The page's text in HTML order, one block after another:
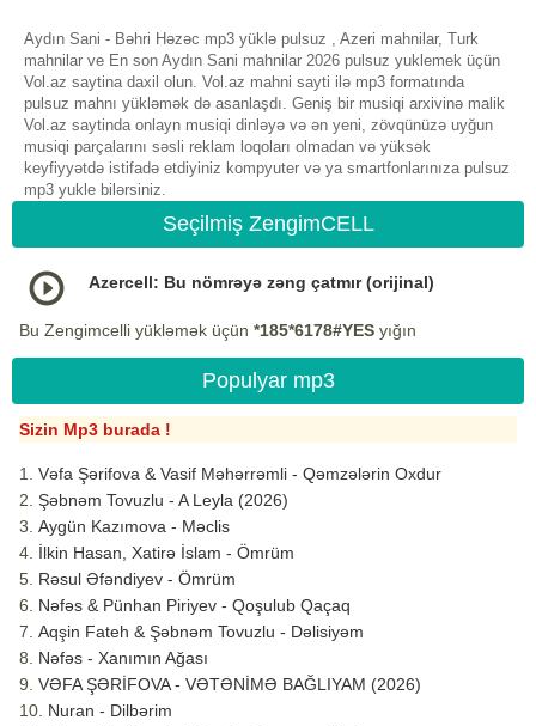
Aydın Sani - Bəhri Həzəc mp3 yüklə pulsuz , Azeri mahnilar, Turk
mahnilar ve En son Aydın Sani mahnilar 2026 pulsuz yuklemek üçün
Vol.az saytina daxil olun. Vol.az mahni sayti ilə mp3 formatında
pulsuz mahnı yükləmək də asanlaşdı. Geniş bir musiqi arxivinə malik
Vol.az saytinda onlayn musiqi dinləyə və ən yeni, zövqünüzə uyğun
musiqi parçalarını səsli reklam loqoları olmadan və yüksək
keyfiyyətdə istifadə etdiyiniz kompyuter və ya smartfonlarınıza pulsuz
mp3 yukle bilərsiniz.
Seçilmiş ZengimCELL
Azercell: Bu nömrəyə zəng çatmır (orijinal)
Bu Zengimcelli yükləmək üçün *185*6178#YES yığın
Populyar mp3
Sizin Mp3 burada !
Vəfa Şərifova & Vasif Məhərrəmli - Qəmzələrin Oxdur
Şəbnəm Tovuzlu - A Leyla (2026)
Aygün Kazımova - Məclis
İlkin Hasan, Xatirə İslam - Ömrüm
Rəsul Əfəndiyev - Ömrüm
Nəfəs & Pünhan Piriyev - Qoşulub Qaçaq
Aqşin Fateh & Şəbnəm Tovuzlu - Dəlisiyəm
Nəfəs - Xanımın Ağası
VƏFA ŞƏRİFOVA - VƏTƏNİMƏ BAĞLIYAM (2026)
Nuran - Dilbərim